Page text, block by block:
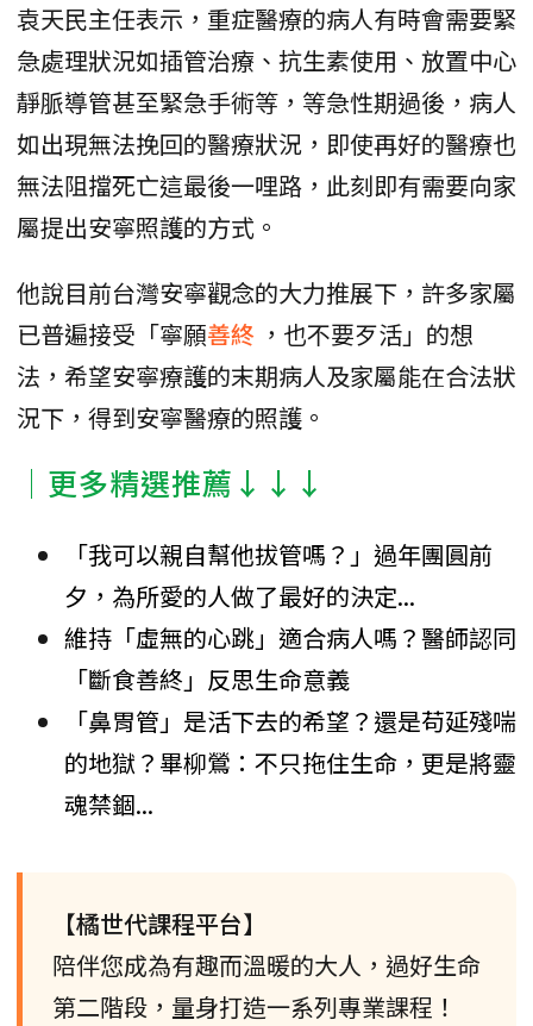
袁天民主任表示，重症醫療的病人有時會需要緊
急處理狀況如插管治療、抗生素使用、放置中心
靜脈導管甚至緊急手術等，等急性期過後，病人
如出現無法挽回的醫療狀況，即使再好的醫療也
無法阻擋死亡這最後一哩路，此刻即有需要向家
屬提出安寧照護的方式。
他說目前台灣安寧觀念的大力推展下，許多家屬
已普遍接受「寧願善終 ，也不要歹活」的想
法，希望安寧療護的末期病人及家屬能在合法狀
況下，得到安寧醫療的照護。
│更多精選推薦↓↓↓
「我可以親自幫他拔管嗎？」過年團圓前
夕，為所愛的人做了最好的決定...
維持「虛無的心跳」適合病人嗎？醫師認同
「斷食善終」反思生命意義
「鼻胃管」是活下去的希望？還是苟延殘喘
的地獄？畢柳鶯：不只拖住生命，更是將靈
魂禁錮...
【橘世代課程平台】
陪伴您成為有趣而溫暖的大人，過好生命
第二階段，量身打造一系列專業課程！